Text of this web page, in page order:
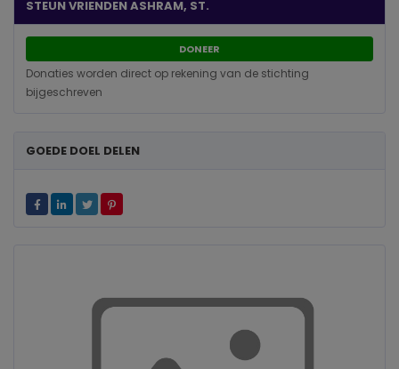
STEUN VRIENDEN ASHRAM, ST.
DONEER
Donaties worden direct op rekening van de stichting
bijgeschreven
GOEDE DOEL DELEN